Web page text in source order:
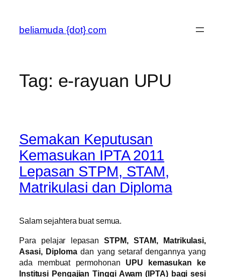
content
beliamuda {dot} com
Tag: e-rayuan UPU
Semakan Keputusan
Kemasukan IPTA 2011
Lepasan STPM, STAM,
Matrikulasi dan Diploma
Salam sejahtera buat semua.
Para pelajar lepasan STPM, STAM, Matrikulasi,
Asasi, Diplomadan yang setaraf dengannya yang
ada membuat permohonan UPU kemasukan ke
Institusi Pengajian Tinggi Awam (IPTA) bagi sesi